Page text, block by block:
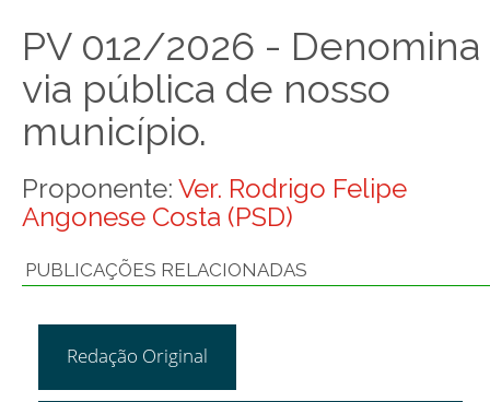
PV 012/2026 - Denomina
via pública de nosso
município.
Proponente: Ver. Rodrigo Felipe
Angonese Costa (PSD)
PUBLICAÇÕES RELACIONADAS
Redação Original